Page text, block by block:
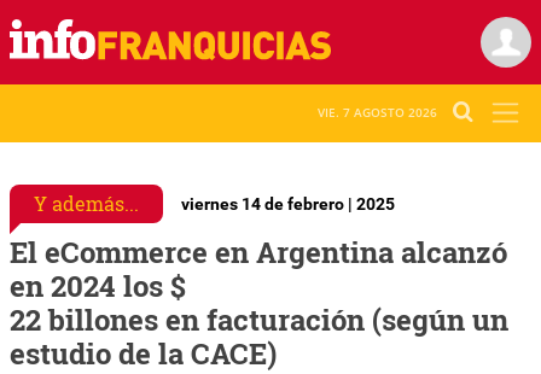
VIE. 7 AGOSTO 2026
Y además... viernes 14 de febrero | 2025
El eCommerce en Argentina alcanzó
en 2024 los $
22 billones en facturación (según un
estudio de la CACE)